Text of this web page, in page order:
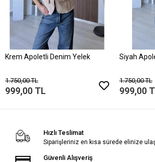
Krem Apoletli Denim Yelek
1.750,00 TL
999,00 TL
Siyah
1.750,00 TL
999,00
Hızlı Teslimat
Siparişleriniz en kısa sürede elinize
Güvenli Alışveriş